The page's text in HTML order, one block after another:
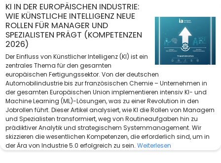
KI IN DER EUROPÄISCHEN INDUSTRIE:
WIE KÜNSTLICHE INTELLIGENZ NEUE
ROLLEN FÜR MANAGER UND
SPEZIALISTEN PRÄGT (KOMPETENZEN
2026)
Der Einfluss von Künstlicher Intelligenz (KI) ist ein
zentrales Thema für den gesamten
europäischen Fertigungssektor. Von der deutschen
Automobilindustrie bis zur französischen Chemie – Unternehmen in
der gesamten Europäischen Union implementieren intensiv KI- und
Machine Learning (ML)-Lösungen, was zu einer Revolution in den
Jobrollen führt. Dieser Artikel analysiert, wie KI die Rollen von Managern
und Spezialisten transformiert, weg von Routineaufgaben hin zu
prädiktiver Analytik und strategischem Systemmanagement. Wir
skizzieren die wesentlichen Kompetenzen, die erforderlich sind, um in
der Ära von Industrie 5.0 erfolgreich zu sein. Weiterlesen